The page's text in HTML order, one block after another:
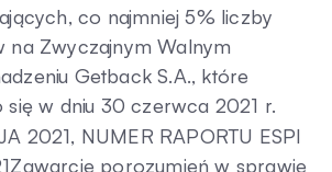
co najmniej 5% liczby
na Zwyczajnym Walnym
Getback S.A., które
się w dniu 30 czerwca 2021 r.
2021, NUMER RAPORTU ESPI
porozumień w sprawie